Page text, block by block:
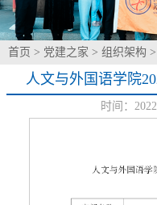
首页 > 党建之家 > 组织架构
人文与外国语学院
时间：